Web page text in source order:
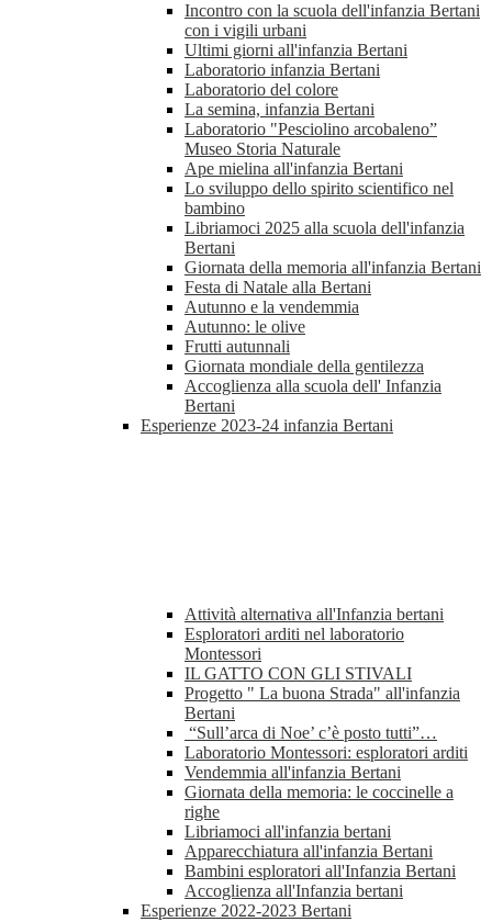
Incontro con la scuola dell'infanzia Bertani
con i vigili urbani
Ultimi giorni all'infanzia Bertani
Laboratorio infanzia Bertani
Laboratorio del colore
La semina, infanzia Bertani
Laboratorio "Pesciolino arcobaleno”
Museo Storia Naturale
Ape mielina all'infanzia Bertani
Lo sviluppo dello spirito scientifico nel
bambino
Libriamoci 2025 alla scuola dell'infanzia
Bertani
Giornata della memoria all'infanzia Bertani
Festa di Natale alla Bertani
Autunno e la vendemmia
Autunno: le olive
Frutti autunnali
Giornata mondiale della gentilezza
Accoglienza alla scuola dell' Infanzia
Bertani
Esperienze 2023-24 infanzia Bertani
Attività alternativa all'Infanzia bertani
Esploratori arditi nel laboratorio
Montessori
IL GATTO CON GLI STIVALI
Progetto " La buona Strada" all'infanzia
Bertani
“Sull’arca di Noe’ c’è posto tutti”…
Laboratorio Montessori: esploratori arditi
Vendemmia all'infanzia Bertani
Giornata della memoria: le coccinelle a
righe
Libriamoci all'infanzia bertani
Apparecchiatura all'infanzia Bertani
Bambini esploratori all'Infanzia Bertani
Accoglienza all'Infanzia bertani
Esperienze 2022-2023 Bertani